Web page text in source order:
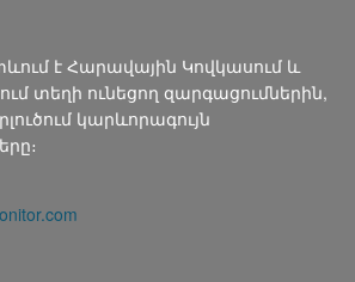
է Հարավային Կովկասում և
տեղի ունեցող զարգացումներին,
կարևորագույն